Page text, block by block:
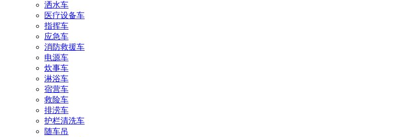
洒水车
医疗设备车
指挥车
应急车
消防救援车
电源车
炊事车
淋浴车
宿营车
救险车
排涝车
护栏清洗车
随车吊